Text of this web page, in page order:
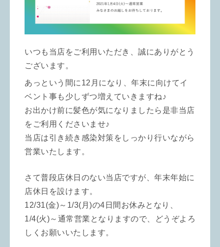
いつも当店をご利用いただき、誠にありがとう
ございます。
あっという間に12月になり、年末に向けてイ
ベント事も少しずつ増えていきますね♪
お出かけ前に髪色が気になりましたら是非当店
をご利用くださいませ♪
当店は引き続き感染対策をしっかり行いながら
営業いたします。
さて普段店休日のない当店ですが、年末年始に
店休日を設けます。
12/31(金)～1/3(月)の4日間お休みとなり、
1/4(火)～通常営業となりますので、どうぞよろ
しくお願いいたします。